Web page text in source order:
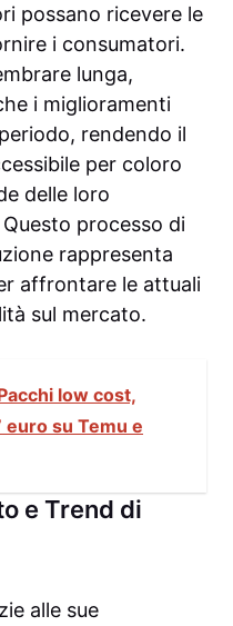
possano ricevere le
i consumatori.
lunga,
i miglioramenti
rendendo il
per coloro
delle loro
processo di
rappresenta
affrontare le attuali
sul mercato.
low cost,
euro su Temu e
e Trend di
alle sue